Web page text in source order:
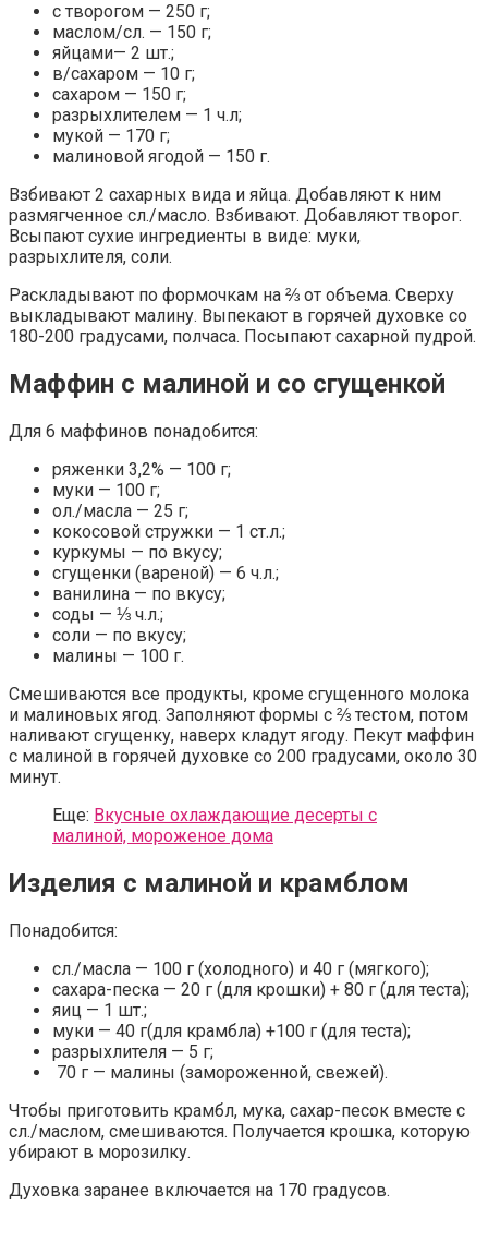
с творогом — 250 г;
маслом/сл. — 150 г;
яйцами— 2 шт.;
в/сахаром — 10 г;
сахаром — 150 г;
разрыхлителем — 1 ч.л;
мукой — 170 г;
малиновой ягодой — 150 г.
Взбивают 2 сахарных вида и яйца. Добавляют к ним
размягченное сл./масло. Взбивают. Добавляют творог.
Всыпают сухие ингредиенты в виде: муки,
разрыхлителя, соли.
Раскладывают по формочкам на ⅔ от объема. Сверху
выкладывают малину. Выпекают в горячей духовке со
180-200 градусами, полчаса. Посыпают сахарной пудрой.
Маффин с малиной и со сгущенкой
Для 6 маффинов понадобится:
ряженки 3,2% — 100 г;
муки — 100 г;
ол./масла — 25 г;
кокосовой стружки — 1 ст.л.;
куркумы — по вкусу;
сгущенки (вареной) — 6 ч.л.;
ванилина — по вкусу;
соды — ⅓ ч.л.;
соли — по вкусу;
малины — 100 г.
Смешиваются все продукты, кроме сгущенного молока
и малиновых ягод. Заполняют формы с ⅔ тестом, потом
наливают сгущенку, наверх кладут ягоду. Пекут маффин
с малиной в горячей духовке со 200 градусами, около 30
минут.
Еще: Вкусные охлаждающие десерты с
малиной, мороженое дома
Изделия с малиной и крамблом
Понадобится:
сл./масла — 100 г (холодного) и 40 г (мягкого);
сахара-песка — 20 г (для крошки) + 80 г (для теста);
яиц — 1 шт.;
муки — 40 г(для крамбла) +100 г (для теста);
разрыхлителя — 5 г;
70 г — малины (замороженной, свежей).
Чтобы приготовить крамбл, мука, сахар-песок вместе с
сл./маслом, смешиваются. Получается крошка, которую
убирают в морозилку.
Духовка заранее включается на 170 градусов.